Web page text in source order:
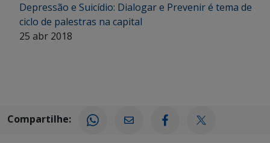
Depressão e Suicídio: Dialogar e Prevenir é tema de
ciclo de palestras na capital
25 abr 2018
Compartilhe: